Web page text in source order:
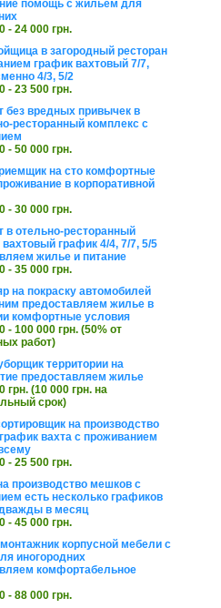
помощь с жильем для
- 24 000 грн.
в загородный ресторан
график вахтовый 7/7,
4/3, 5/2
- 23 500 грн.
без вредных привычек в
ресторанный комплекс с
- 50 000 грн.
на сто комфортные
в корпоративной
- 30 000 грн.
в отельно-ресторанный
график 4/4, 7/7, 5/5
жилье и питание
- 35 000 грн.
на покраску автомобилей
предоставляем жилье в
комфортные условия
- 100 000 грн. (50% от
работ)
территории на
предоставляем жилье
грн. (10 000 грн. на
срок)
на производство
вахта с проживанием
- 25 500 грн.
производство мешков с
есть несколько графиков
в месяц
- 45 000 грн.
корпусной мебели с
иногородних
комфортабельное
- 88 000 грн.